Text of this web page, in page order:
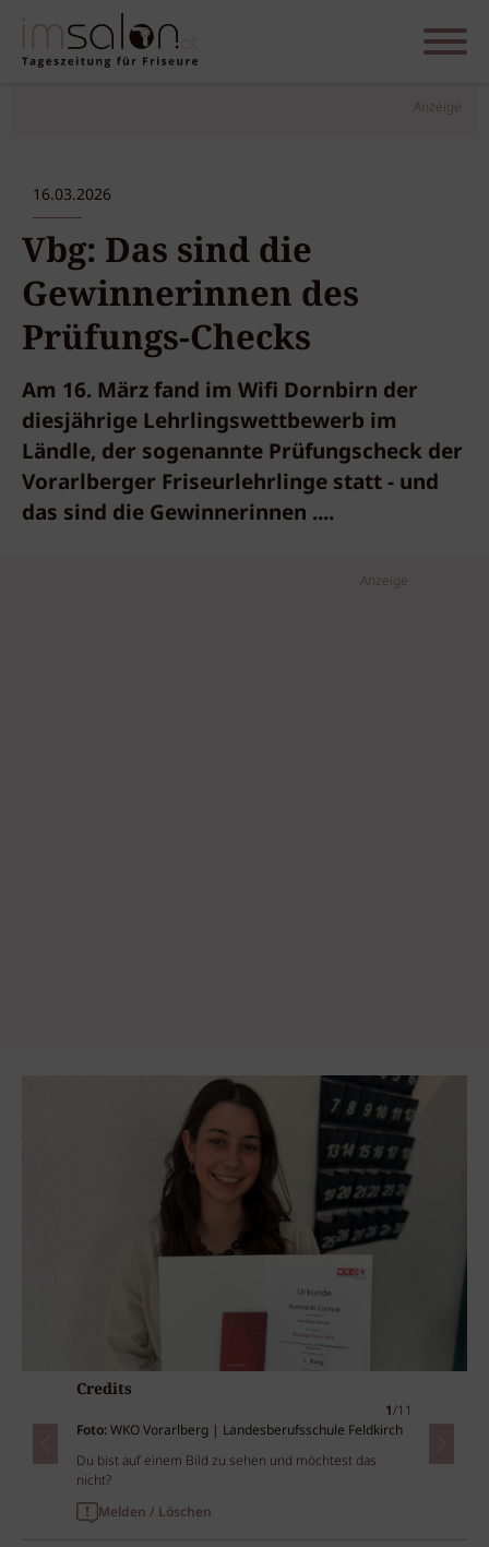
Anzeige
16.03.2026
Vbg: Das sind die
Gewinnerinnen des
Prüfungs-Checks
Am 16. März fand im Wifi Dornbirn der
diesjährige Lehrlingswettbewerb im
Ländle, der sogenannte Prüfungscheck der
Vorarlberger Friseurlehrlinge statt - und
das sind die Gewinnerinnen ....
Anzeige
Credits
1/11
Foto:WKO Vorarlberg | Landesberufsschule Feldkirch
Du bist auf einem Bild zu sehen und möchtest das
nicht?
Melden / Löschen